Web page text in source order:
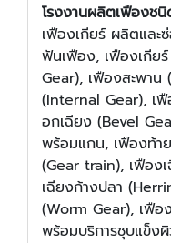
โรงงานผลิตเฟืองช
เฟืองเกียร์ ผลิตและ
ฟันเฟือง, เฟืองเกีย
Gear), เฟืองสะพาน
(Internal Gear), เ
อกเฉียง (Bevel
พร้อมแกน, เฟืองท้า
(Gear train), เฟือง
เฉียงก้างปลา
(Worm Gear), เฟือ
พร้อมบริการชุบแข็งผิ